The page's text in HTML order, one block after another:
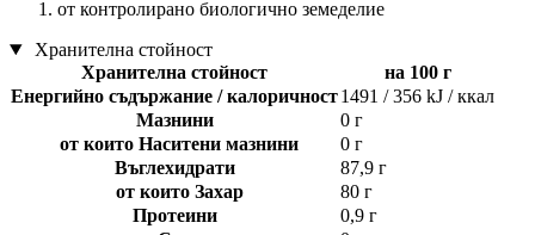
от контролирано биологично земеделие
Хранителна стойност
Хранителна стойност
на 100 г
Енергийно съдържание / калоричност1491 / 356 kJ / ккал
Мазнини
0 г
от които Наситени мазнини
0 г
Въглехидрати
87,9 г
от които Захар
80 г
Протеини
0,9 г